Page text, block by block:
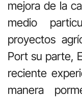
mejora de la
medio
proyectos
Port su parte,
reciente
manera